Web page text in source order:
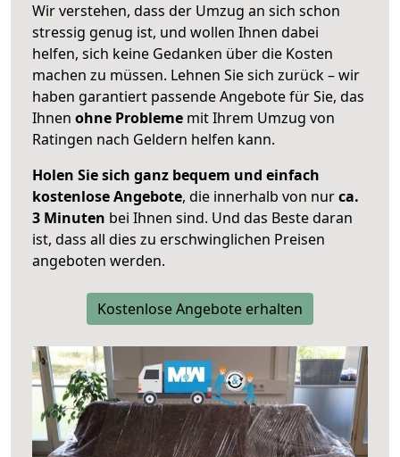
Wir verstehen, dass der Umzug an sich schon
stressig genug ist, und wollen Ihnen dabei
helfen, sich keine Gedanken über die Kosten
machen zu müssen. Lehnen Sie sich zurück – wir
haben garantiert passende Angebote für Sie, das
Ihnen ohne Probleme mit Ihrem Umzug von
Ratingen nach Geldern helfen kann.
Holen Sie sich ganz bequem und einfach
kostenlose Angebote, die innerhalb von nurca.
3 Minuten bei Ihnen sind. Und das Beste daran
ist, dass all dies zu erschwinglichen Preisen
angeboten werden.
Kostenlose Angebote erhalten